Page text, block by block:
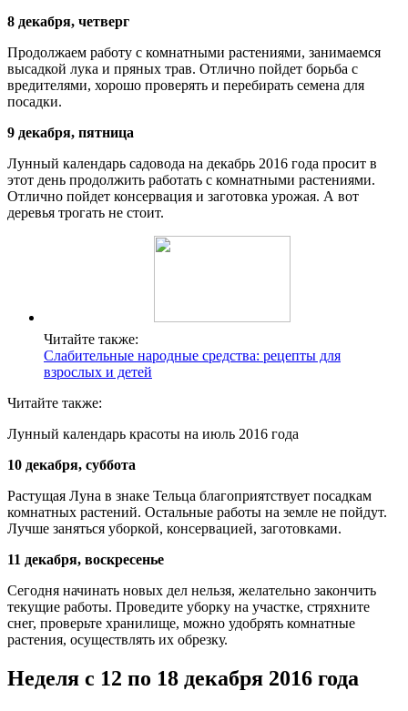
8 декабря, четверг
Продолжаем работу с комнатными растениями, занимаемся
высадкой лука и пряных трав. Отлично пойдет борьба с
вредителями, хорошо проверять и перебирать семена для
посадки.
9 декабря, пятница
Лунный календарь садовода на декабрь 2016 года просит в
этот день продолжить работать с комнатными растениями.
Отлично пойдет консервация и заготовка урожая. А вот
деревья трогать не стоит.
Читайте также:
Слабительные народные средства: рецепты для
взрослых и детей
Читайте также:
Лунный календарь красоты на июль 2016 года
10 декабря, суббота
Растущая Луна в знаке Тельца благоприятствует посадкам
комнатных растений. Остальные работы на земле не пойдут.
Лучше заняться уборкой, консервацией, заготовками.
11 декабря, воскресенье
Сегодня начинать новых дел нельзя, желательно закончить
текущие работы. Проведите уборку на участке, стряхните
снег, проверьте хранилище, можно удобрять комнатные
растения, осуществлять их обрезку.
Неделя с 12 по 18 декабря 2016 года